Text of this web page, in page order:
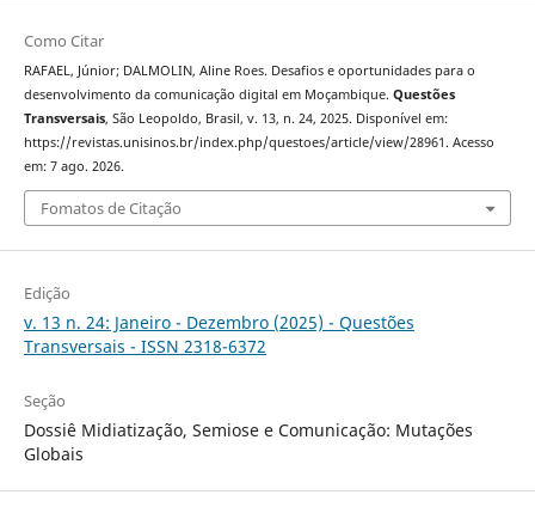
Como Citar
RAFAEL, Júnior; DALMOLIN, Aline Roes. Desafios e oportunidades para o
desenvolvimento da comunicação digital em Moçambique. Questões
Transversais, São Leopoldo, Brasil, v. 13, n. 24, 2025. Disponível em:
https://revistas.unisinos.br/index.php/questoes/article/view/28961. Acesso
em: 7 ago. 2026.
Fomatos de Citação
Edição
v. 13 n. 24: Janeiro - Dezembro (2025) - Questões
Transversais - ISSN 2318-6372
Seção
Dossiê Midiatização, Semiose e Comunicação: Mutações
Globais